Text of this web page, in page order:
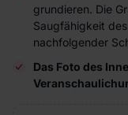
grundieren. Die
Saugfähigkeit
nachfolgender
Das Foto des